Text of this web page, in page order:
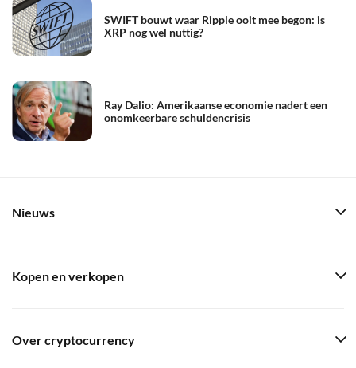
SWIFT bouwt waar Ripple ooit mee begon: is
XRP nog wel nuttig?
Ray Dalio: Amerikaanse economie nadert een
onomkeerbare schuldencrisis
Nieuws
Kopen en verkopen
Over cryptocurrency